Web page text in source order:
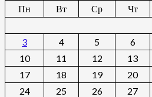
Пн
Вт Ср Чт
3
4 5 6
10
11 12 13
17
18 19 20
24
25 26 27